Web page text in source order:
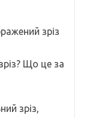
зріз
Що це за
зріз,